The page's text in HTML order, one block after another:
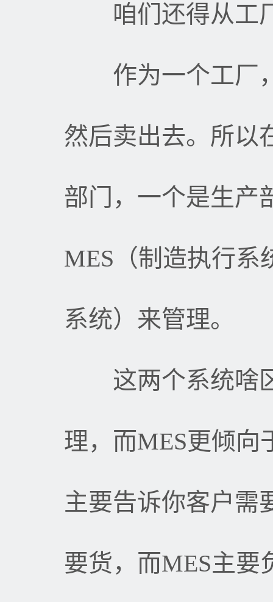
咱们还得从工
作为一个工厂，
然后卖出去。所以
部门，一个是生产
MES （制造执行
系统）来管理。
这两个系统啥
理，而MES更倾向
主要告诉你客户需
要货，而MES主要